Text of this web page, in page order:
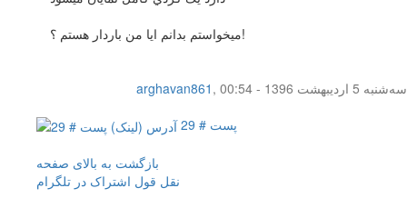
میخواستم بدانم ایا من باردار هستم ؟!
arghavan861 ,
سه‌شنبه 5 اردیبهشت 1396 - 00:54
پست # 29
بازگشت به بالای صفحه
نقل قول اشتراک در تلگرام